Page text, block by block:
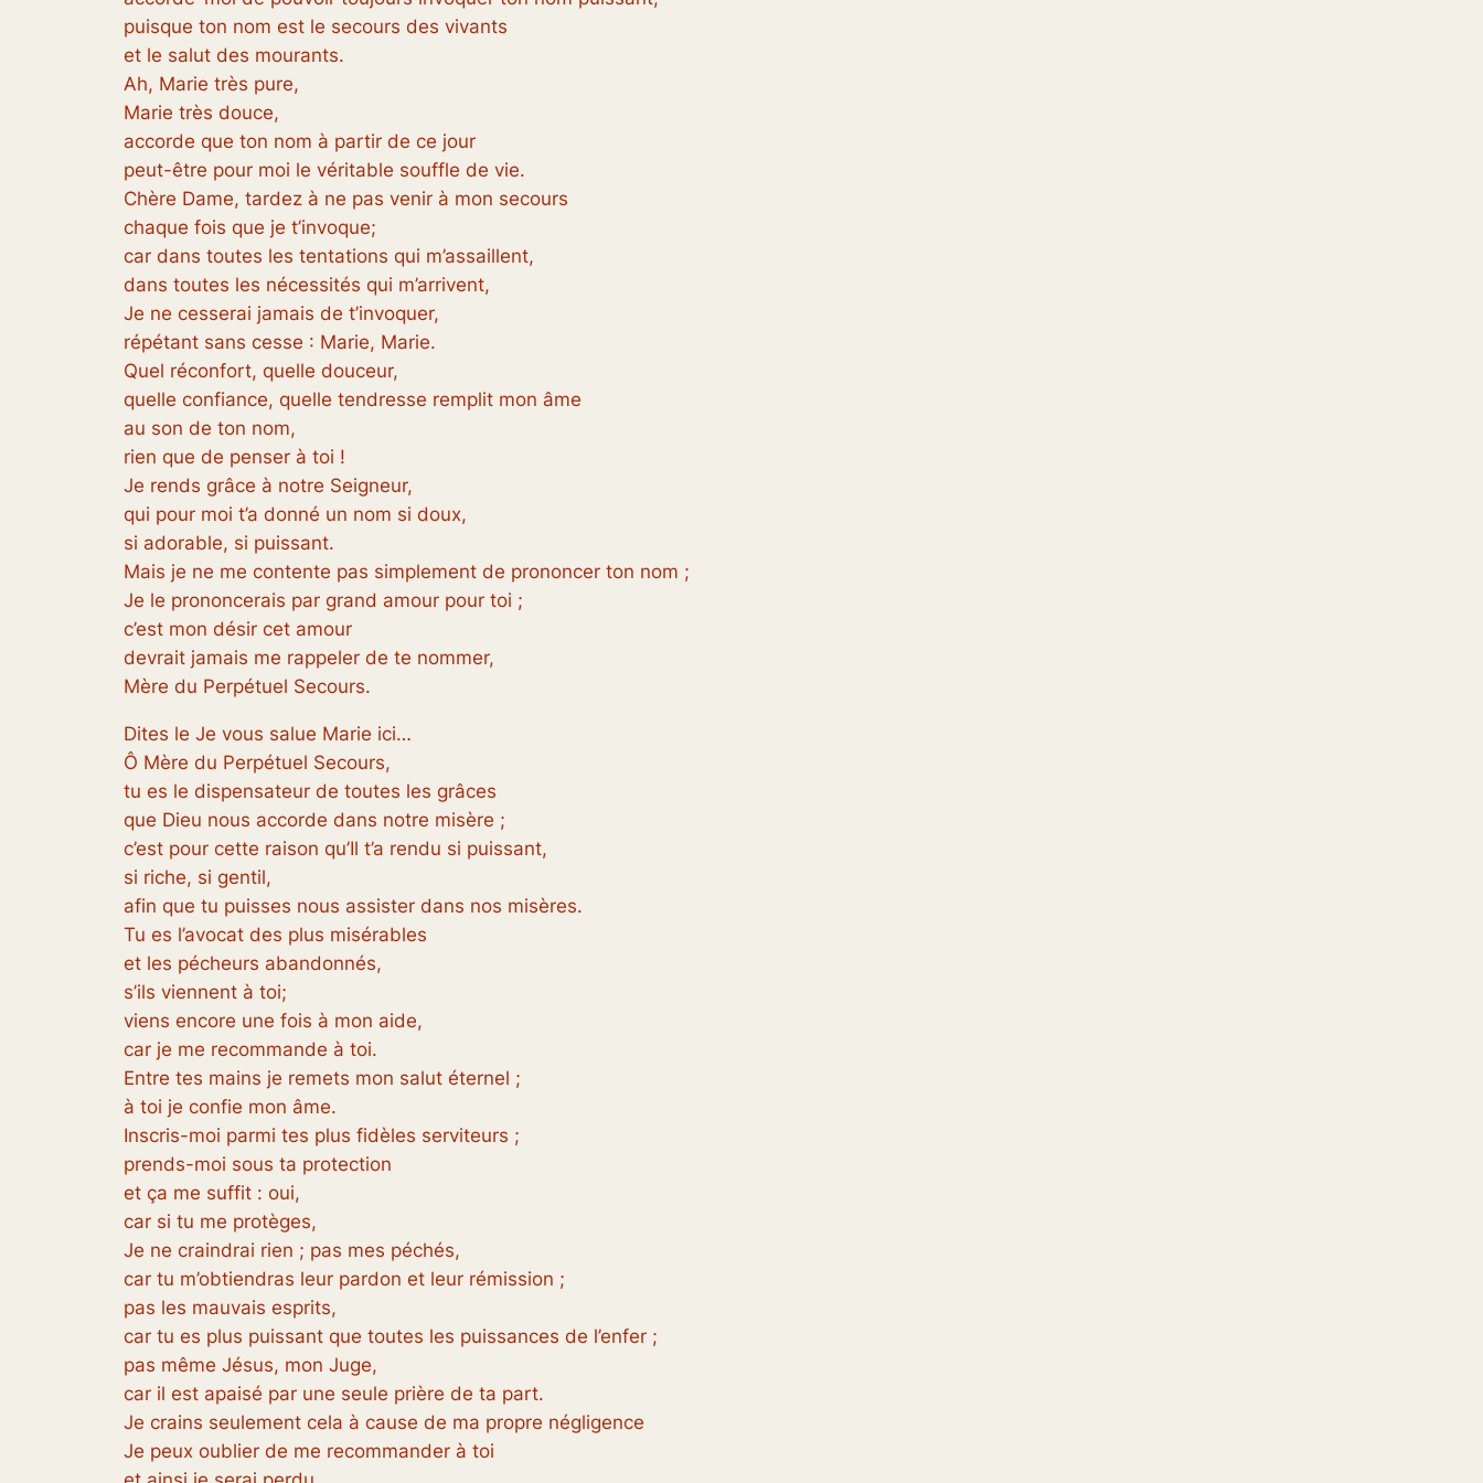
puisque ton nom est le secours des vivants
et le salut des mourants.
Ah, Marie très pure,
Marie très douce,
accorde que ton nom à partir de ce jour
peut-être pour moi le véritable souffle de vie.
Chère Dame, tardez à ne pas venir à mon secours
chaque fois que je t’invoque;
car dans toutes les tentations qui m’assaillent,
dans toutes les nécessités qui m’arrivent,
Je ne cesserai jamais de t’invoquer,
répétant sans cesse : Marie, Marie.
Quel réconfort, quelle douceur,
quelle confiance, quelle tendresse remplit mon âme
au son de ton nom,
rien que de penser à toi !
Je rends grâce à notre Seigneur,
qui pour moi t’a donné un nom si doux,
si adorable, si puissant.
Mais je ne me contente pas simplement de prononcer ton nom ;
Je le prononcerais par grand amour pour toi ;
c’est mon désir cet amour
devrait jamais me rappeler de te nommer,
Mère du Perpétuel Secours.
Dites le Je vous salue Marie ici…
Ô Mère du Perpétuel Secours,
tu es le dispensateur de toutes les grâces
que Dieu nous accorde dans notre misère ;
c’est pour cette raison qu’Il t’a rendu si puissant,
si riche, si gentil,
afin que tu puisses nous assister dans nos misères.
Tu es l’avocat des plus misérables
et les pécheurs abandonnés,
s’ils viennent à toi;
viens encore une fois à mon aide,
car je me recommande à toi.
Entre tes mains je remets mon salut éternel ;
à toi je confie mon âme.
Inscris-moi parmi tes plus fidèles serviteurs ;
prends-moi sous ta protection
et ça me suffit : oui,
car si tu me protèges,
Je ne craindrai rien ; pas mes péchés,
car tu m’obtiendras leur pardon et leur rémission ;
pas les mauvais esprits,
car tu es plus puissant que toutes les puissances de l’enfer ;
pas même Jésus, mon Juge,
car il est apaisé par une seule prière de ta part.
Je crains seulement cela à cause de ma propre négligence
Je peux oublier de me recommander à toi